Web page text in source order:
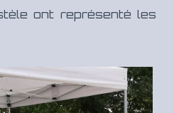
ont représenté les